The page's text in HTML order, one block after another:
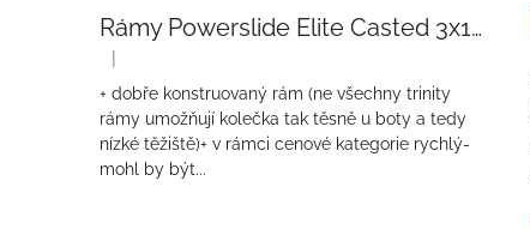
Rámy Powerslide Elite Casted 3x110 Trinity 270mm
Hodnocení produktu je 4 z 5 hvězdiček.
|
+ dobře konstruovaný rám (ne všechny trinity
rámy umožňují kolečka tak těsně u boty a tedy
nízké těžiště)+ v rámci cenové kategorie rychlý-
mohl by být...